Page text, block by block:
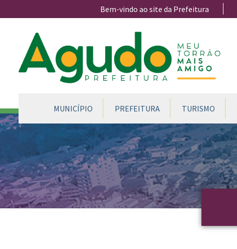
Bem-vindo ao site da Prefeitura
CONTEÚDO DO MENU
MUNICÍPIO PREFEITURA TURISMO
Conteúdo Principal